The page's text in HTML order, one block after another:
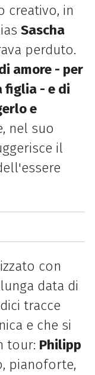
creativo, in
Sascha
perduto.
amore - per
figlia - e di
e
nel suo
il
con
data di
tracce
e che si
tour: Philipp
pianoforte,